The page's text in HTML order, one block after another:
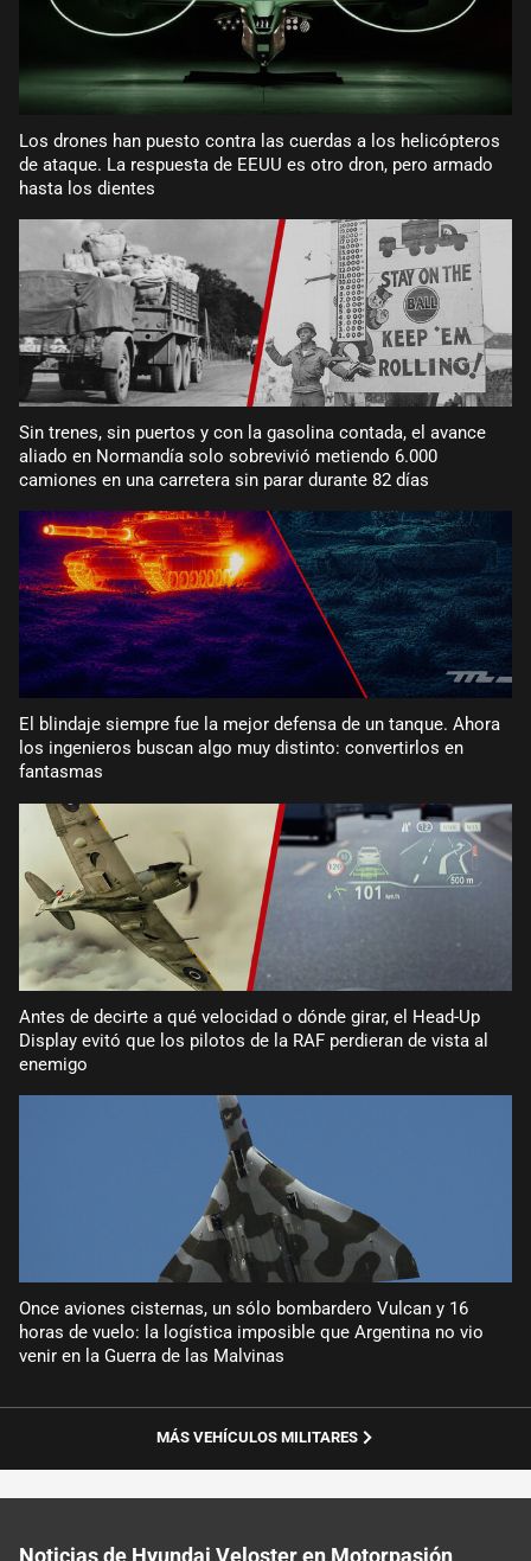
Los drones han puesto contra las cuerdas a los helicópteros
de ataque. La respuesta de EEUU es otro dron, pero armado
hasta los dientes
Sin trenes, sin puertos y con la gasolina contada, el avance
aliado en Normandía solo sobrevivió metiendo 6.000
camiones en una carretera sin parar durante 82 días
El blindaje siempre fue la mejor defensa de un tanque. Ahora
los ingenieros buscan algo muy distinto: convertirlos en
fantasmas
Antes de decirte a qué velocidad o dónde girar, el Head-Up
Display evitó que los pilotos de la RAF perdieran de vista al
enemigo
Once aviones cisternas, un sólo bombardero Vulcan y 16
horas de vuelo: la logística imposible que Argentina no vio
venir en la Guerra de las Malvinas
MÁS VEHÍCULOS MILITARES
Noticias de Hyundai Veloster en Motorpasión